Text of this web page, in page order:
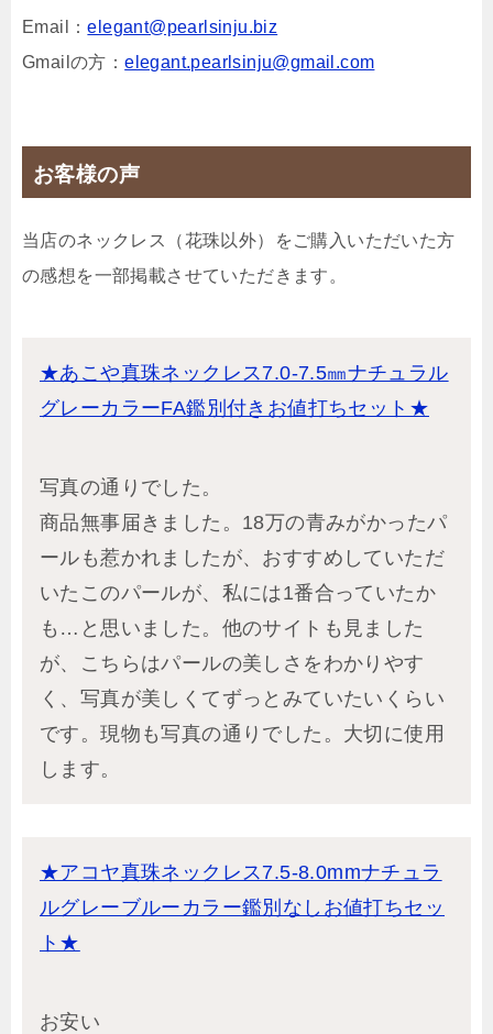
Email：elegant@pearlsinju.biz
Gmailの方：elegant.pearlsinju@gmail.com
お客様の声
当店のネックレス（花珠以外）をご購入いただいた方
の感想を一部掲載させていただきます。
★あこや真珠ネックレス7.0-7.5㎜ナチュラル
グレーカラーFA鑑別付きお値打ちセット★
写真の通りでした。
商品無事届きました。18万の青みがかったパ
ールも惹かれましたが、おすすめしていただ
いたこのパールが、私には1番合っていたか
も…と思いました。他のサイトも見ました
が、こちらはパールの美しさをわかりやす
く、写真が美しくてずっとみていたいくらい
です。現物も写真の通りでした。大切に使用
します。
★アコヤ真珠ネックレス7.5-8.0mmナチュラ
ルグレーブルーカラー鑑別なしお値打ちセッ
ト★
お安い